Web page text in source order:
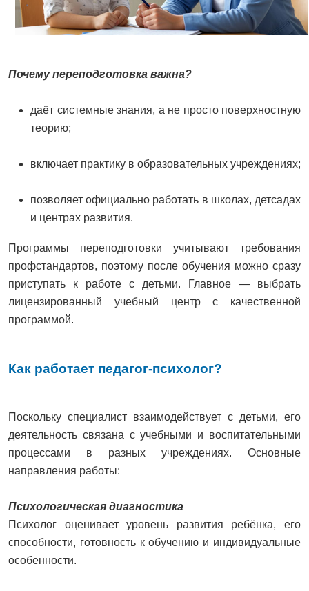
Почему переподготовка важна?
даёт системные знания, а не просто поверхностную
теорию;
включает практику в образовательных учреждениях;
позволяет официально работать в школах, детсадах
и центрах развития.
Программы переподготовки учитывают требования
профстандартов, поэтому после обучения можно сразу
приступать к работе с детьми. Главное — выбрать
лицензированный учебный центр с качественной
программой.
Как работает педагог-психолог?
Поскольку специалист взаимодействует с детьми, его
деятельность связана с учебными и воспитательными
процессами в разных учреждениях. Основные
направления работы:
Психологическая диагностика
Психолог оценивает уровень развития ребёнка, его
способности, готовность к обучению и индивидуальные
особенности.